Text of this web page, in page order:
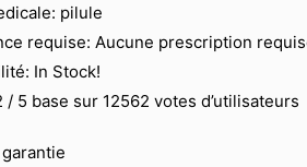
pilule
requise: Aucune prescription
In Stock!
/ 5 base sur 12562 votes d’utilisateurs